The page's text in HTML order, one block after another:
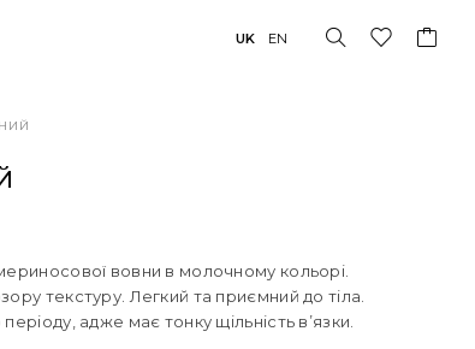
UK EN
вовни в молочному кольорі.
текстуру. Легкий та приємний до тіла.
адже має тонку щільність в’язки.